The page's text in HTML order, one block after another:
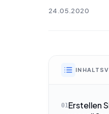
24.05.2020
01Erstellen